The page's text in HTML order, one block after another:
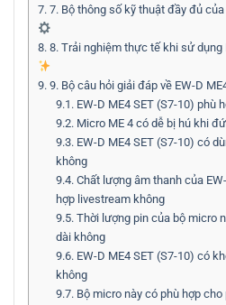
7. 7. Bộ thông số kỹ thuật đầy đủ của
8. 8. Trải nghiệm thực tế khi sử dụng
9. 9. Bộ câu hỏi giải đáp về EW-D
9.1.EW-D ME4 SET (S7-10) phù
9.2.Micro ME 4 có dễ bị hú khi
9.3.EW-D ME4 SET (S7-10) có
không
9.4.Chất lượng âm thanh của
hợp livestream không
9.5.Thời lượng pin của bộ micro
dài không
9.6.EW-D ME4 SET (S7-10) có
không
9.7.Bộ micro này có phù hợp cho